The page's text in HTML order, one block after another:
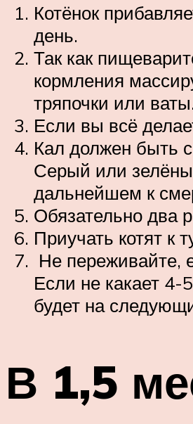
Котёнок
день.
Так как
кормления
тряпочки или
Если вы всё
Кал должен быть
Серый или
дальнейшем к
Обязательно два
Приучать котят к
Не переживайте,
Если не какает
будет на
В 1,5